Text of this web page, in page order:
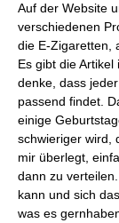
Auf der Website
verschiedenen
die E-Zigaretten,
Es gibt die
denke, dass
passend findet.
einige
schwieriger wird,
mir überlegt,
dann zu
kann und sich
was es